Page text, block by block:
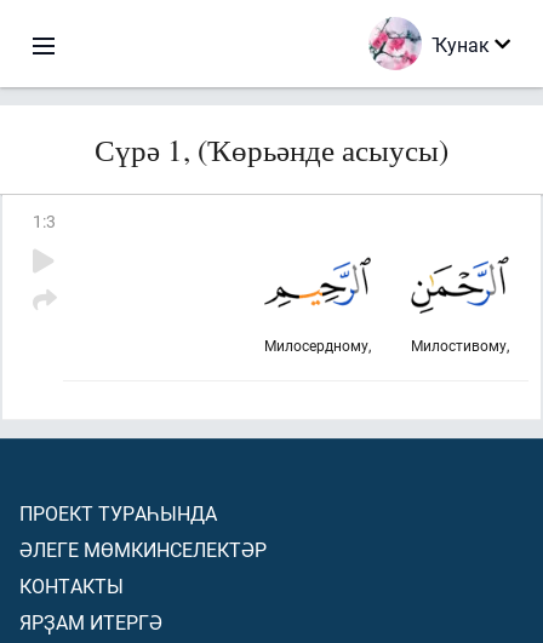
Ҡунак
Сүрә 1, (Ҡөрьәнде асыусы)
1 :3
Милостивому,
Милосердному,
ПРОЕКТ ТУРАҺЫНДА
ӘЛЕГЕ МӨМКИНСЕЛЕКТӘР
КОНТАКТЫ
ЯРҘАМ ИТЕРГӘ